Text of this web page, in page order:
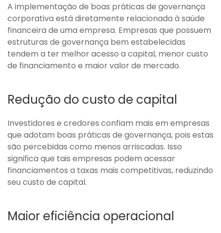
A implementação de boas práticas de governança
corporativa está diretamente relacionada à saúde
financeira de uma empresa. Empresas que possuem
estruturas de governança bem estabelecidas
tendem a ter melhor acesso a capital, menor custo
de financiamento e maior valor de mercado.
Redução do custo de capital
Investidores e credores confiam mais em empresas
que adotam boas práticas de governança, pois estas
são percebidas como menos arriscadas. Isso
significa que tais empresas podem acessar
financiamentos a taxas mais competitivas, reduzindo
seu custo de capital.
Maior eficiência operacional